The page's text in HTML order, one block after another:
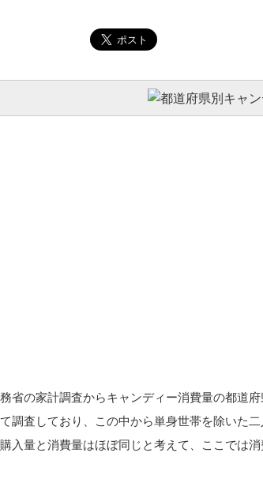
省の家計調査からキャンディー消費量の都道
調査しており、この中から単身世帯を除いた
入量と消費量はほぼ同じと考えて、ここでは消